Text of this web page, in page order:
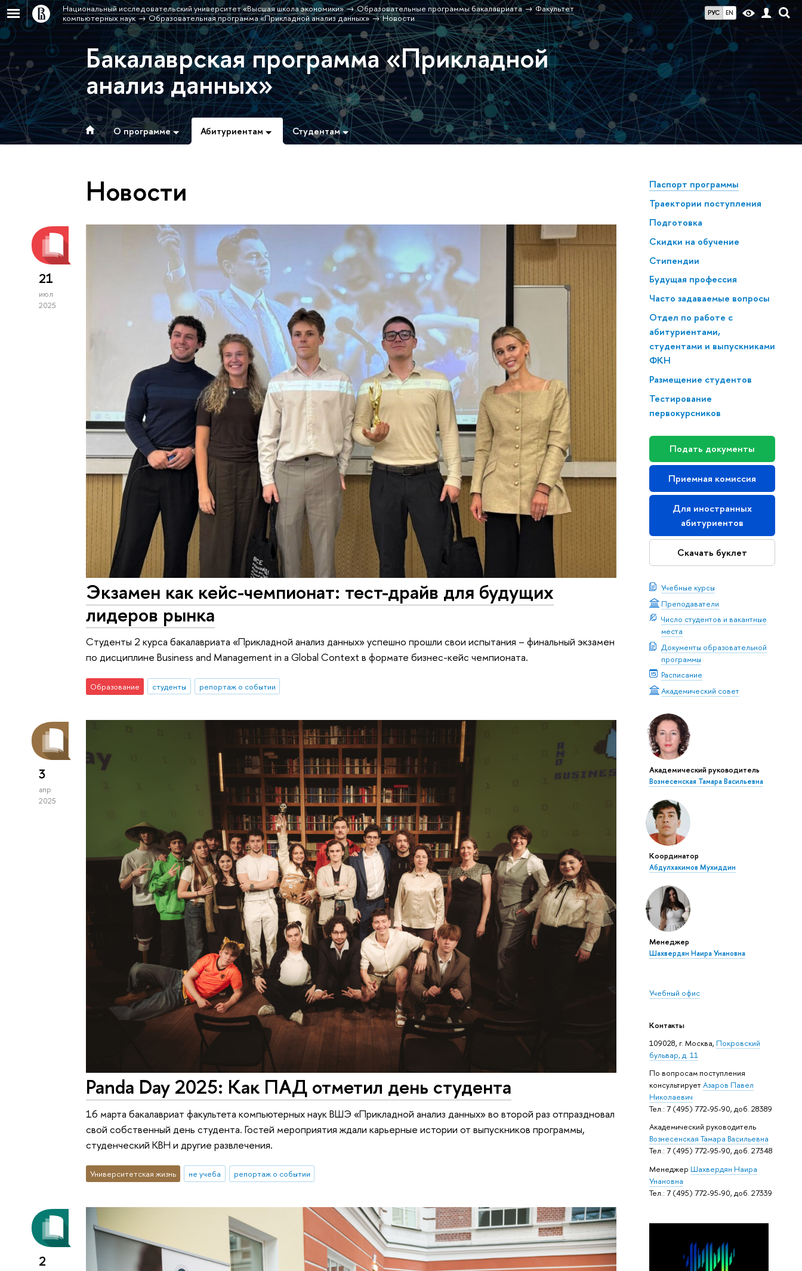
РУС EN
Национальный исследовательский университет «Высшая школа экономики» Образовательные программы бакалавриата
Факультет
компьютерных наук
Образовательная программа «Прикладной анализ данных» Новости
Бакалаврская программа «Прикладной
анализ данных»
О программе Абитуриентам Студентам
Паспорт программы
Траектории поступления
Подготовка
Скидки на обучение
Стипендии
Будущая профессия
Часто задаваемые вопросы
Отдел по работе с
абитуриентами,
студентами и выпускниками
ФКН
Размещение студентов
Тестирование
первокурсников
Подать документы
Приемная комиссия
Для иностранных
абитуриентов
Скачать буклет
Учебные курсы
Преподаватели
Число студентов и вакантные
места
Документы образовательной
программы
Расписание
Академический совет
Академический руководитель
Вознесенская Тамара Васильевна
Координатор
Абдулхакимов Мухиддин
Менеджер
Шахвердян Наира Унановна
Учебный офис
Контакты
109028, г. Москва, Покровский
бульвар, д. 11
По вопросам поступления
консультируетАзаров Павел
Николаевич
Тел.: 7 (495) 772-95-90, доб. 28389
Академический руководитель
Вознесенская Тамара Васильевна
Тел.: 7 (495) 772-95-90, доб. 27348
Менеджер Шахвердян Наира
Унановна
Тел.: 7 (495) 772-95-90, доб. 27339
Новости
21
июл
2025
Экзамен как кейс-чемпионат: тест-драйв для будущих
лидеров рынка
Cтуденты 2 курса бакалавриата «Прикладной анализ данных» успешно прошли свои испытания – финальный экзамен
по дисциплине Business and Management in a Global Context в формате бизнес-кейс чемпионата.
Образование студенты репортаж о событии
3
апр
2025
Panda Day 2025: Как ПАД отметил день студента
16 марта бакалавриат факультета компьютерных наук ВШЭ «Прикладной анализ данных» во второй раз отпраздновал
свой собственный день студента. Гостей мероприятия ждали карьерные истории от выпускников программы,
студенческий КВН и другие развлечения.
Университетская жизнь не учеба репортаж о событии
2